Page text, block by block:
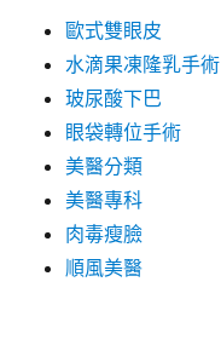
歐式雙眼皮
水滴果凍隆乳手術
玻尿酸下巴
眼袋轉位手術
美醫分類
美醫專科
肉毒瘦臉
順風美醫